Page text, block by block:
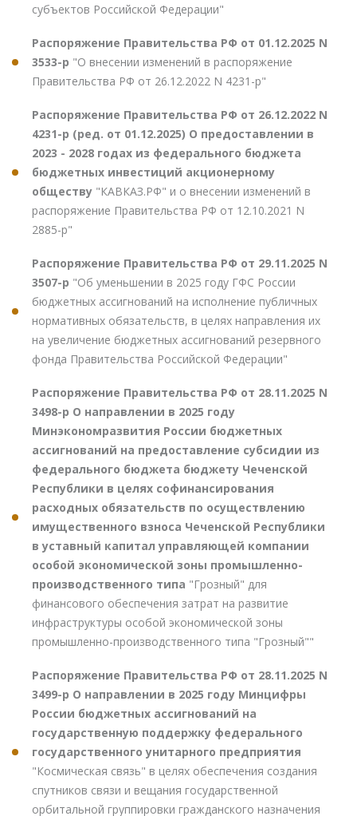
субъектов Российской Федерации"
Распоряжение Правительства РФ от 01.12.2025 N
3533-р "О внесении изменений в распоряжение
Правительства РФ от 26.12.2022 N 4231-р"
Распоряжение Правительства РФ от 26.12.2022 N
4231-р (ред. от 01.12.2025) О предоставлении в
2023 - 2028 годах из федерального бюджета
бюджетных инвестиций акционерному
обществу "КАВКАЗ.РФ" и о внесении изменений в
распоряжение Правительства РФ от 12.10.2021 N
2885-р"
Распоряжение Правительства РФ от 29.11.2025 N
3507-р "Об уменьшении в 2025 году ГФС России
бюджетных ассигнований на исполнение публичных
нормативных обязательств, в целях направления их
на увеличение бюджетных ассигнований резервного
фонда Правительства Российской Федерации"
Распоряжение Правительства РФ от 28.11.2025 N
3498-р О направлении в 2025 году
Минэкономразвития России бюджетных
ассигнований на предоставление субсидии из
федерального бюджета бюджету Чеченской
Республики в целях софинансирования
расходных обязательств по осуществлению
имущественного взноса Чеченской Республики
в уставный капитал управляющей компании
особой экономической зоны промышленно-
производственного типа "Грозный" для
финансового обеспечения затрат на развитие
инфраструктуры особой экономической зоны
промышленно-производственного типа "Грозный""
Распоряжение Правительства РФ от 28.11.2025 N
3499-р О направлении в 2025 году Минцифры
России бюджетных ассигнований на
государственную поддержку федерального
государственного унитарного предприятия
"Космическая связь" в целях обеспечения создания
спутников связи и вещания государственной
орбитальной группировки гражданского назначения